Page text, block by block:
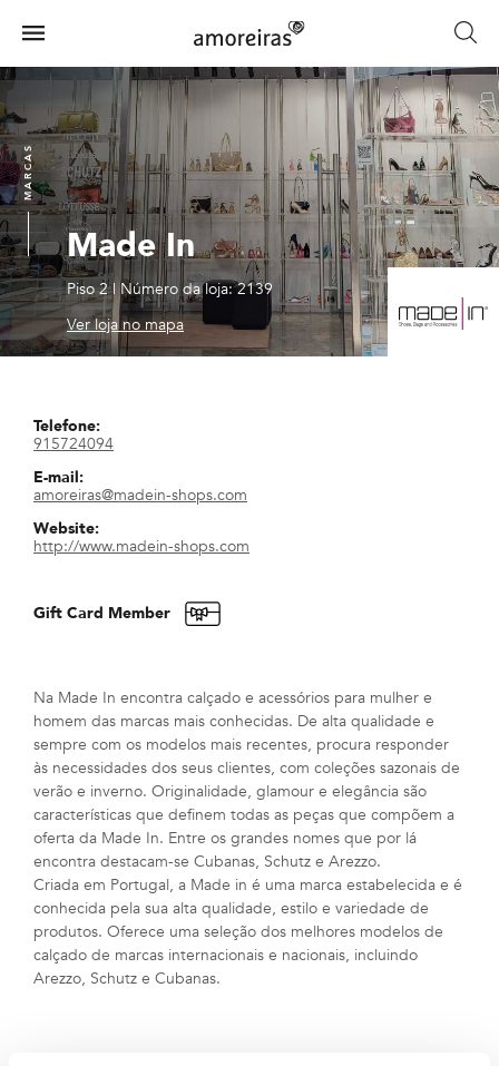
main
content
Home
Menu
Made In
Piso 2| Número da loja: 2139
Ver loja no mapa
MARCAS
Telefone:
915724094
E-mail:
amoreiras@madein-shops.com
Website:
http://www.madein-shops.com
Gift Card Member
Na Made In encontra calçado e acessórios para mulher e
homem das marcas mais conhecidas. De alta qualidade e
sempre com os modelos mais recentes, procura responder
às necessidades dos seus clientes, com coleções sazonais de
verão e inverno. Originalidade, glamour e elegância são
características que definem todas as peças que compõem a
oferta da Made In. Entre os grandes nomes que por lá
encontra destacam-se Cubanas, Schutz e Arezzo.
Criada em Portugal, a Made in é uma marca estabelecida e é
conhecida pela sua alta qualidade, estilo e variedade de
produtos. Oferece uma seleção dos melhores modelos de
calçado de marcas internacionais e nacionais, incluindo
Arezzo, Schutz e Cubanas.